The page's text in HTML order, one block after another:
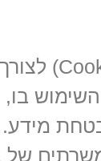
המשתמש מצהיר כי הוא יודע שמפעיל האתר משתמש ב"עוגיות" (Cookies) לצורך
בו,
מידע.
של